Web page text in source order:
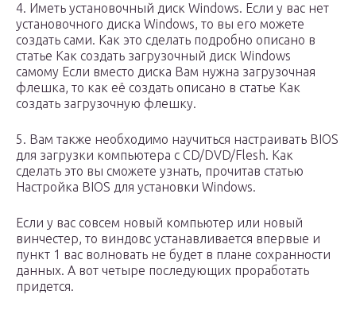
4. Иметь установочный диск Windows. Если у вас нет
установочного диска Windows, то вы его можете
создать сами. Как это сделать подробно описано в
статье Как создать загрузочный диск Windows
самому Если вместо диска Вам нужна загрузочная
флешка, то как её создать описано в статье Как
создать загрузочную флешку.
5. Вам также необходимо научиться настраивать BIOS
для загрузки компьютера с CD/DVD/Flesh. Как
сделать это вы сможете узнать, прочитав статью
Настройка BIOS для установки Windows.
Если у вас совсем новый компьютер или новый
винчестер, то виндовс устанавливается впервые и
пункт 1 вас волновать не будет в плане сохранности
данных. А вот четыре последующих проработать
придется.